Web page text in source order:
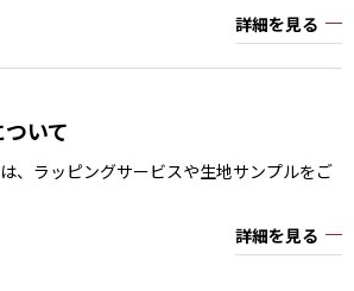
詳細を見る
いて
、ラッピングサービスや生地サンプルをご
詳細を見る